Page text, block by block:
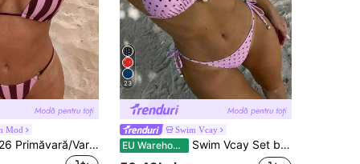
Mod
Swim Mod 2026 Primăvară/Vară Bretele Spaghete Buline Aleatoriu Maro și Albastru Buline Decupate În Laterali Cu Talie Lungă Și Legate Set Bikini pentru Femei Set 2 Piese Set Bikini pentru Femei Set Bikini 2 Piese Set Bikini cu Dungi Set Bikini Triunghi cu Dungi Roz Set Bikini pentru Femei Set 2 Piese pentru Plajă și Bronzare Ținute de Vacanță Set Bikini pentru Femei
23
Swim Vcay
EU Warehouse Swim Vcay Set bikini multicolor cu bretele halter și polcă dot pentru femei, din material de înot, cu detalii cu șnur lateral și șnur la spate